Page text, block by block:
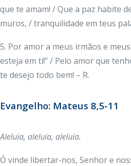
que te amam! / Que a paz habite
muros, / tranquilidade em teus
5. Por amor a meus irmãos e
esteja em ti!” / Pelo amor que
te desejo todo bem! – R.
Evangelho: Mateus 8,5-11
Aleluia, aleluia, aleluia.
Ó vinde libertar-nos, Senhor e